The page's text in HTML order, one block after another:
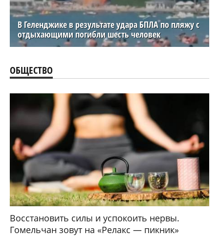
В Геленджике в результате удара БПЛА по пляжу с
отдыхающими погибли шесть человек
ОБЩЕСТВО
Восстановить силы и успокоить нервы.
Гомельчан зовут на «Релакс — пикник»